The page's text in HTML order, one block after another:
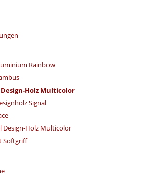
Rainbow
Holz Multicolor
Signal
Holz Multicolor
Softgriff